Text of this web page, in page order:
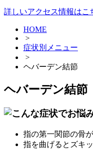
詳しいアクセス情報はこ
HOME
>
症状別メニュー
>
ヘバーデン結節
ヘバーデン結節
指の第一関節の骨
指を曲げるとズキ